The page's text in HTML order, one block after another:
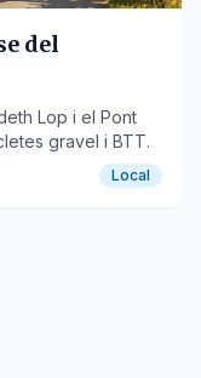
del
Lop i el Pont
gravel i BTT.
Local